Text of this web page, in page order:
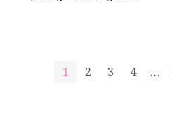
1 2 3 4 …